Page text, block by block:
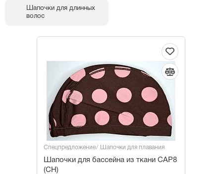
Шапочки для длинных
волос
Спецпредложение Шапочки для плавания
Шапочки для бассейна из ткани САР8
(СН)